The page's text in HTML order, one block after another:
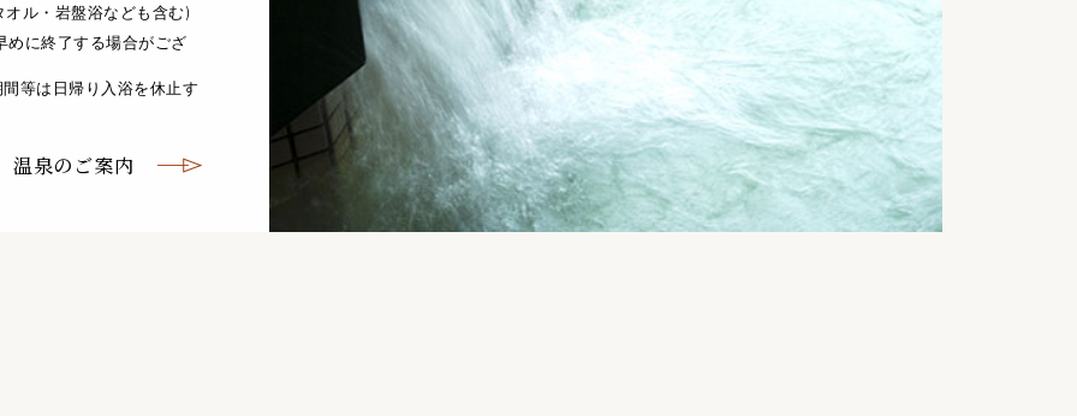
ル・岩盤浴なども含む)
めに終了する場合がござ
等は日帰り入浴を休止す
温泉のご案内